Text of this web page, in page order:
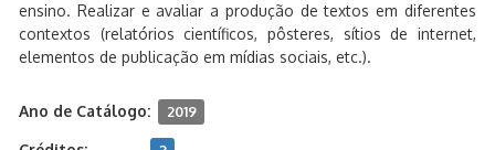
ensino. Realizar e avaliar a produção de textos em diferentes
contextos (relatórios científicos, pôsteres, sítios de internet,
elementos de publicação em mídias sociais, etc.).
Ano de Catálogo: 2019